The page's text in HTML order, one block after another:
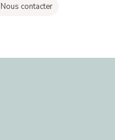
Nous contacter